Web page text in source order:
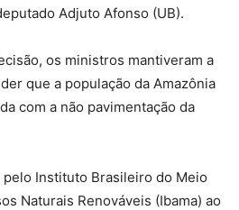
Adjuto Afonso (UB).
os ministros mantiveram a
que a população da Amazônia
com a não pavimentação da
Instituto Brasileiro do Meio
Naturais Renováveis (Ibama) ao